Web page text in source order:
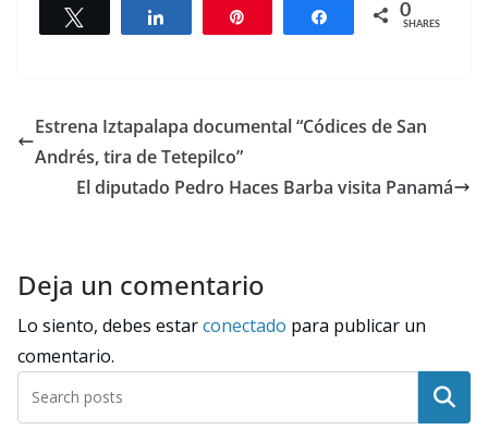
Share 0
SHARES
Estrena Iztapalapa documental “Códices de San
Andrés, tira de Tetepilco”
El diputado Pedro Haces Barba visita Panamá
Deja un comentario
Lo siento, debes estarconectado para publicar un
comentario.
Buscar